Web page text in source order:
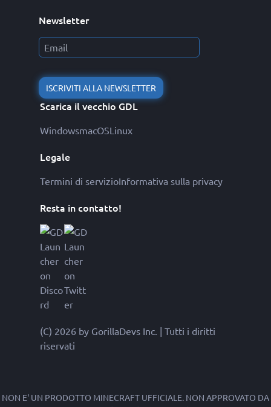
Newsletter
ISCRIVITI ALLA NEWSLETTER
Scarica il vecchio GDL
WindowsmacOSLinux
Legale
Termini di servizioInformativa sulla privacy
Resta in contatto!
(C) 2026 by GorillaDevs Inc. | Tutti i diritti
riservati
NON E' UN PRODOTTO MINECRAFT UFFICIALE. NON APPROVATO DA